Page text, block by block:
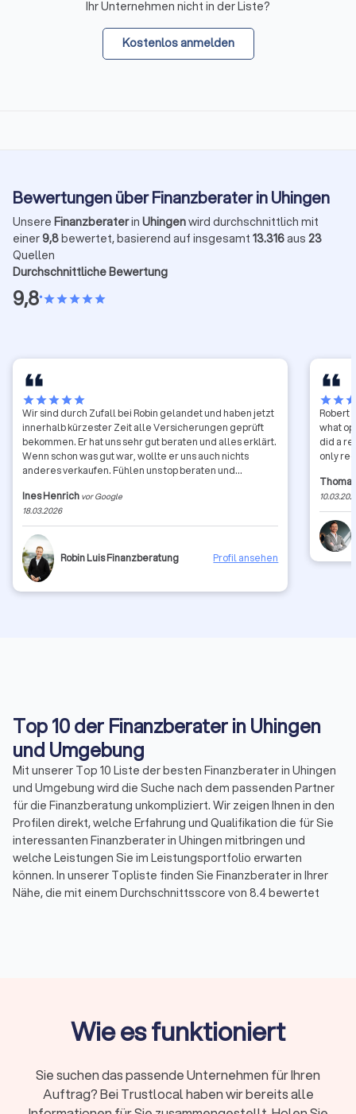
Ihr Unternehmen nicht in der Liste?
Kostenlos anmelden
Bewertungen über Finanzberater in Uhingen
Unsere Finanzberaterin Uhingenwird durchschnittlich mit
einer9,8bewertet, basierend auf insgesamt 13.316aus 23
Quellen
Durchschnittliche Bewertung
9,8•starstarstarstarstar
starstarstarstarstar
Wir sind durch Zufall bei Robin gelandet und haben jetzt
innerhalb kürzester Zeit alle Versicherungen geprüft
bekommen. Er hat uns sehr gut beraten und alles erklärt.
Wenn schon was gut war, wollte er uns auch nichts
anderes verkaufen. Fühlen uns top beraten und
Ines Henrich vor Google
18.03.2026
Robin Luis Finanzberatung Profil ansehen
starstar
Robert
what
did a
only
Top 10 der Finanzberater in Uhingen
und Umgebung
Mit unserer Top 10 Liste der besten Finanzberater in Uhingen
und Umgebung wird die Suche nach dem passenden Partner
für die Finanzberatung unkompliziert. Wir zeigen Ihnen in den
Profilen direkt, welche Erfahrung und Qualifikation die für Sie
interessanten Finanzberater in Uhingen mitbringen und
welche Leistungen Sie im Leistungsportfolio erwarten
können. In unserer Topliste finden Sie Finanzberater in Ihrer
Nähe, die mit einem Durchschnittsscore von 8.4 bewertet
Baufinanzierung, Geldanlagen & Vermögensberatung oder für
besten Finanzberater in Uhingen und Umgebung
kennenlernen. Und wenn noch Fragen bleiben, stehen wir von
Trustlocal Ihnen gerne zur Verfügung, indem wir
Wie es funktioniert
Sie suchen das passende Unternehmen für Ihren
Auftrag? Bei Trustlocal haben wir bereits alle